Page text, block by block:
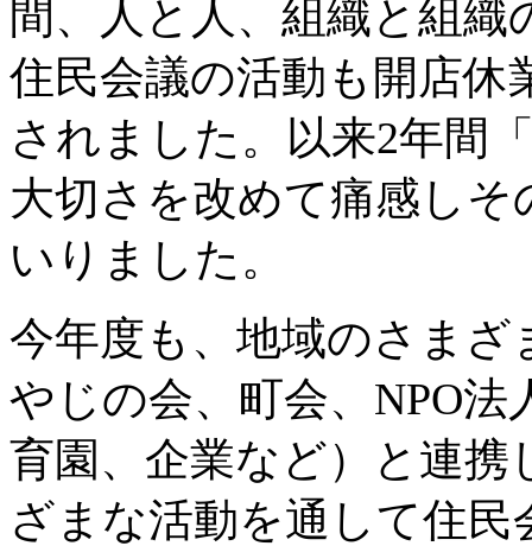
間、人と人、組織と組
住民会議の活動も開店
されました。以来2年間
大切さを改めて痛感し
いりました。
今年度も、地域のさまざ
やじの会、町会、NPO
育園、企業など）と連
ざまな活動を通して住